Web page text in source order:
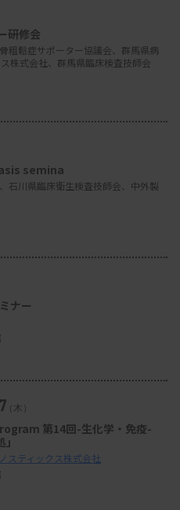
研修会
粗鬆症サポーター協議会、群馬県病
株式会社、群馬県臨床検査技師会
semina
石川県臨床衛生検査技師会、中外製
ナー
（木）
第14回-生化学・免疫-
スティックス株式会社